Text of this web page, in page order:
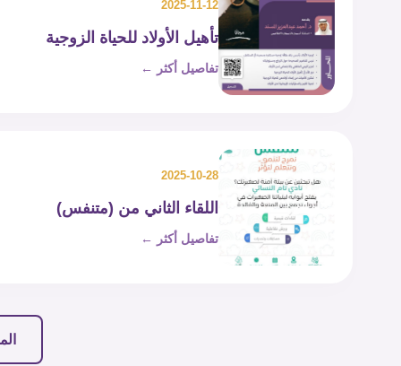
2025-11-12
تأهيل الأولاد للحياة الزوجية
تفاصيل أكثر ←
2025-10-28
اللقاء الثاني من (متنفس)
تفاصيل أكثر ←